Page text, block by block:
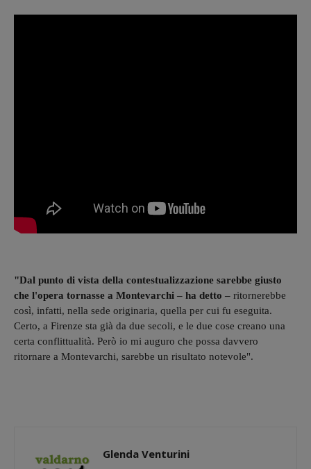
"Dal punto di vista della contestualizzazione sarebbe giusto
che l'opera tornasse a Montevarchi – ha detto – ritornerebbe
così, infatti, nella sede originaria, quella per cui fu eseguita.
Certo, a Firenze sta già da due secoli, e le due cose creano una
certa conflittualità. Però io mi auguro che possa davvero
ritornare a Montevarchi, sarebbe un risultato notevole".
Glenda Venturini